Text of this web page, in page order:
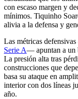
con escaso margen y
mínimos. Tiquinho
alivia a la defensa y
Las métricas
Serie A— apuntan a un
La presión alta tras
construcciones que
basa su ataque en
interior con dos líneas
año.